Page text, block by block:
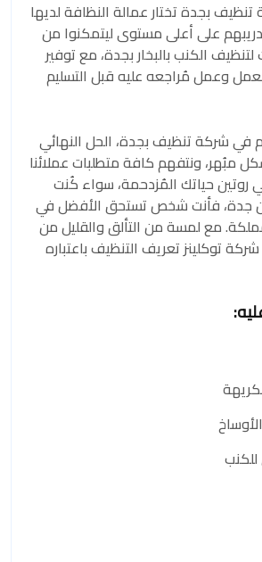
تنظيف بجدة تختار عمالة النظافة لديها
على أعلى مستوى ليتمكنوا من
الكنب بالبخار بجدة، مع توفير
وعمل مُراجعه عليه قبل التسليم
في شركة تنظيف بجدة، الحل النهائي
مبُهر، ونتفهم كافة متطلبات عملائنا
حياتك المُزدحمة، سواء كُنت
جدة، فأنت شخص تستحق الأفضل في
مع لمسة من التألق والقليل من
توكلينز تعريف التنظيف باعتباره